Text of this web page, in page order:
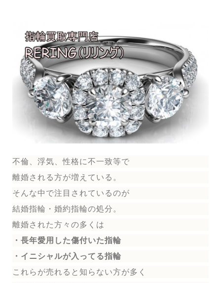
不倫、浮気、性格に不一致等で
離婚される方が増えている。
そんな中で注目されているのが
結婚指輪 ・婚約指輪の処分。
離婚された方々の多くは
・長年愛用した傷付いた指輪
・イニシャルが入ってる指輪
これらが売れると知らない方が多く